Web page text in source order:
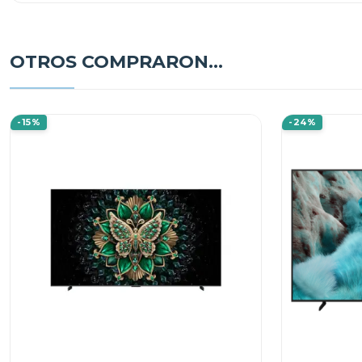
OTROS COMPRARON...
-15% -24%